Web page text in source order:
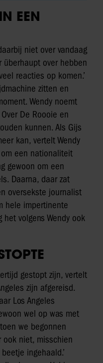
EEN
niet over vandaag
überhaupt over hebben
reacties op komen.’
zitten en
Wendy noemt
De Roooie en
kunnen. Als Gijs
kan, vertelt Wendy
een nationaliteit
gewoon om een
Daarna, daar zat
oversekste journalist
hele impertinente
het volgens Wendy ook
gestopt zijn, vertelt
zijn afgereisd.
Los Angeles
wel op was met
we begonnen
niet, misschien
ingehaald.’